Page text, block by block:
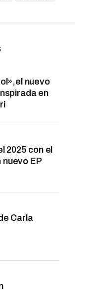
nuevo
en
2025 con el
nuevo EP
Carla